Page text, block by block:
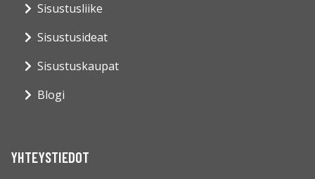
Sisustusliike
Sisustusideat
Sisustuskaupat
Blogi
YHTEYSTIEDOT